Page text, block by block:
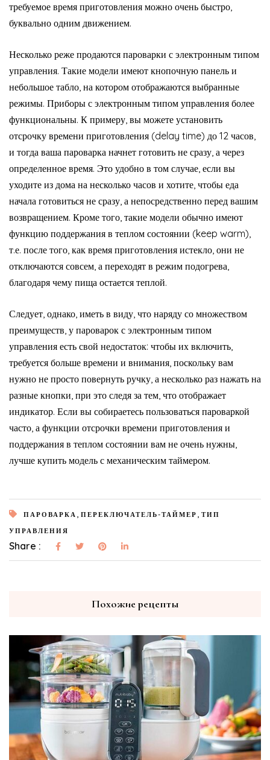
требуемое время приготовления можно очень быстро,
буквально одним движением.
Несколько реже продаются пароварки с электронным типом
управления. Такие модели имеют кнопочную панель и
небольшое табло, на котором отображаются выбранные
режимы. Приборы с электронным типом управления более
функциональны. К примеру, вы можете установить
отсрочку времени приготовления (delay time) до 12 часов,
и тогда ваша пароварка начнет готовить не сразу, а через
определенное время. Это удобно в том случае, если вы
уходите из дома на несколько часов и хотите, чтобы еда
начала готовиться не сразу, а непосредственно перед вашим
возвращением. Кроме того, такие модели обычно имеют
функцию поддержания в теплом состоянии (keep warm),
т.е. после того, как время приготовления истекло, они не
отключаются совсем, а переходят в режим подогрева,
благодаря чему пища остается теплой.
Следует, однако, иметь в виду, что наряду со множеством
преимуществ, у пароварок с электронным типом
управления есть свой недостаток: чтобы их включить,
требуется больше времени и внимания, поскольку вам
нужно не просто повернуть ручку, а несколько раз нажать на
разные кнопки, при это следя за тем, что отображает
индикатор. Если вы собираетесь пользоваться пароваркой
часто, а функции отсрочки времени приготовления и
поддержания в теплом состоянии вам не очень нужны,
лучше купить модель с механическим таймером.
ПАРОВАРКА , ПЕРЕКЛЮЧАТЕЛЬ-ТАЙМЕР , ТИП
УПРАВЛЕНИЯ
Share :
Похожие рецепты